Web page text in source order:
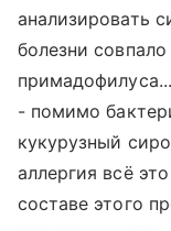
анализировать
болезни
- помимо
кукурузный
аллергия всё
составе этого